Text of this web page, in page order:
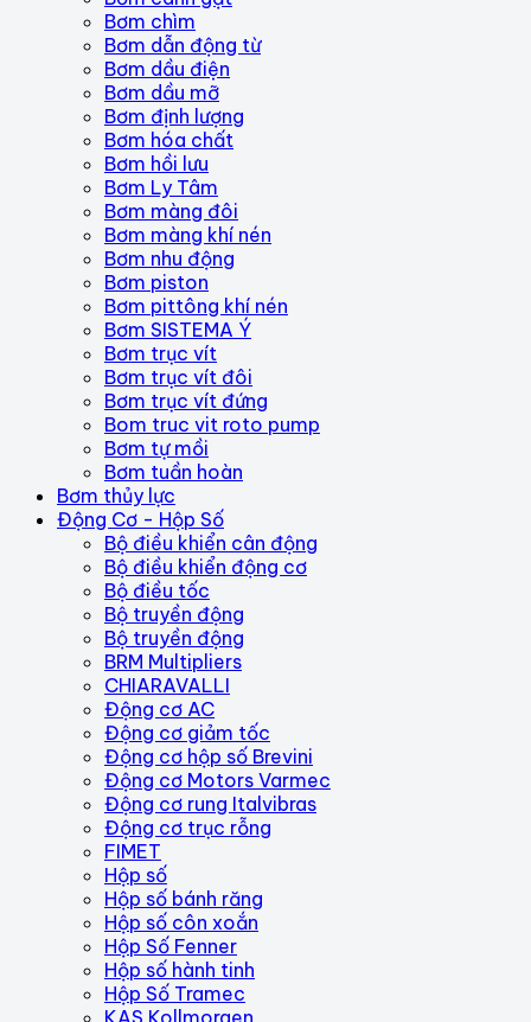
Bơm chìm
Bơm dẫn động từ
Bơm dầu điện
Bơm dầu mỡ
Bơm định lượng
Bơm hóa chất
Bơm hồi lưu
Bơm Ly Tâm
Bơm màng đôi
Bơm màng khí nén
Bơm nhu động
Bơm piston
Bơm pittông khí nén
Bơm SISTEMA Ý
Bơm trục vít
Bơm trục vít đôi
Bơm trục vít đứng
Bom truc vit roto pump
Bơm tự mồi
Bơm tuần hoàn
Bơm thủy lực
Động Cơ - Hộp Số
Bộ điều khiển cân động
Bộ điều khiển động cơ
Bộ điều tốc
Bộ truyền động
Bộ truyền động
BRM Multipliers
CHIARAVALLI
Động cơ AC
Động cơ giảm tốc
Động cơ hộp số Brevini
Động cơ Motors Varmec
Động cơ rung Italvibras
Động cơ trục rỗng
FIMET
Hộp số
Hộp số bánh răng
Hộp số côn xoắn
Hộp Số Fenner
Hộp số hành tinh
Hộp Số Tramec
KAS Kollmorgen